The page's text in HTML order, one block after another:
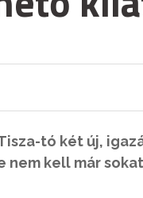
tó két új,
kell már